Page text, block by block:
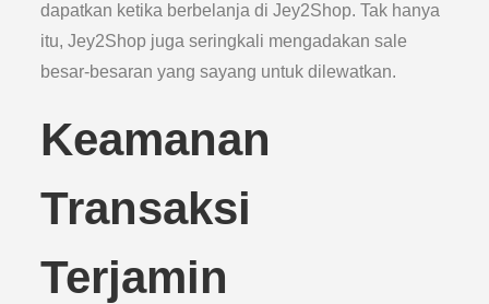
dapatkan ketika berbelanja di Jey2Shop. Tak hanya
itu, Jey2Shop juga seringkali mengadakan sale
besar-besaran yang sayang untuk dilewatkan.
Keamanan
Transaksi
Terjamin